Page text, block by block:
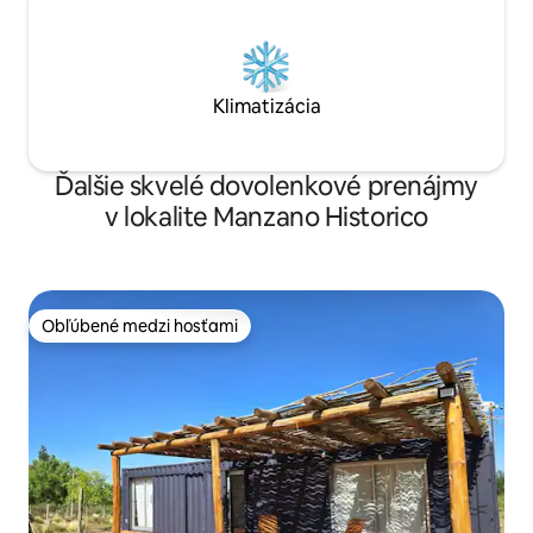
Klimatizácia
Ďalšie skvelé dovolenkové prenájmy
v lokalite Manzano Historico
Obľúbené medzi hosťami
Obľúbené medzi hosťami